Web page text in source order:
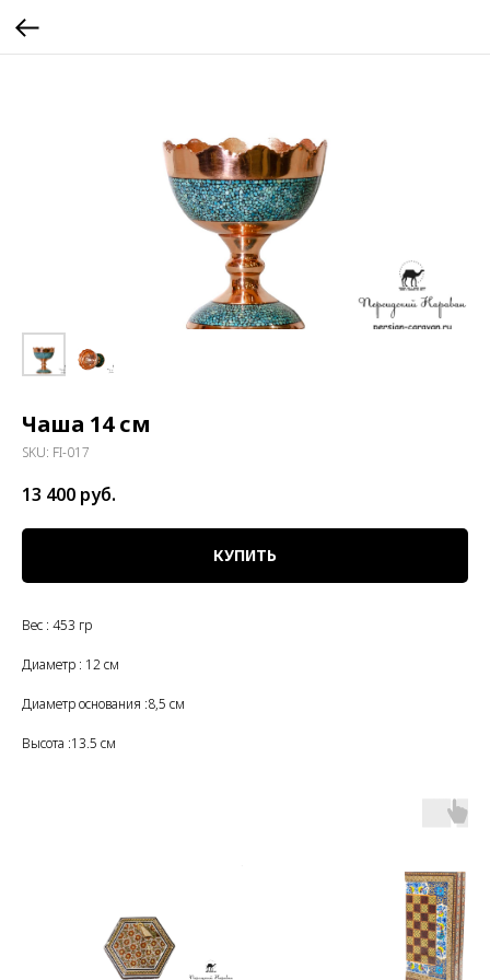
Чаша 14 см
SKU: FI-017
13 400 руб.
КУПИТЬ
Вес : 453 гр
Диаметр : 12 см
Диаметр основания :8,5 см
Высота :13.5 см